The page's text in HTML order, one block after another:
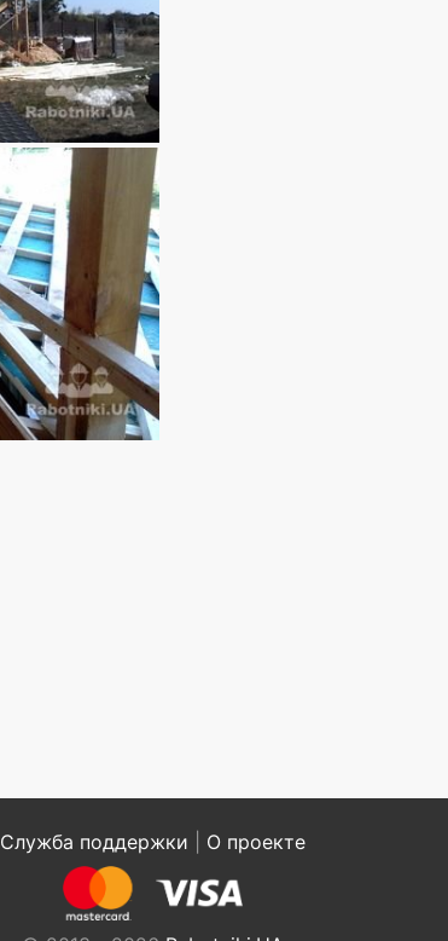
Служба поддержки О проекте